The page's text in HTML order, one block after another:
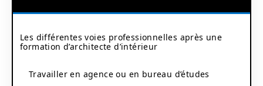
Les différentes voies professionnelles après une
formation d’architecte d’intérieur
Travailler en agence ou en bureau d’études